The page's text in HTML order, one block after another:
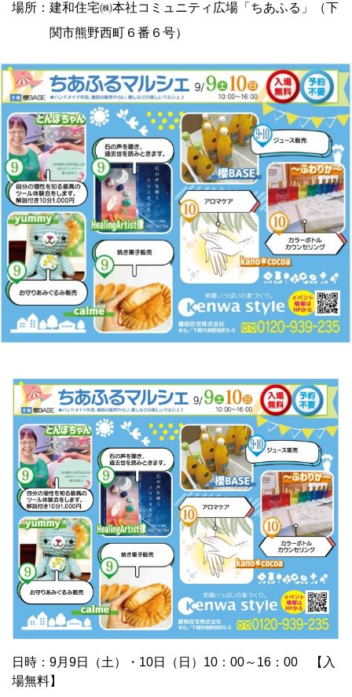
場所：建和住宅㈱本社コミュニティ広場「ちあふる」（下
関市熊野西町６番６号）
日時：9月9日（土）・10日（日）10：00～16：00 【入
場無料】